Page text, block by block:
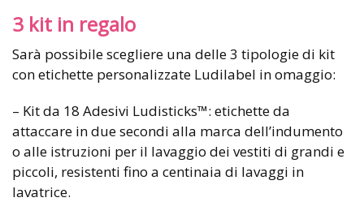
3 kit in regalo
Sarà possibile scegliere una delle 3 tipologie di kit
con etichette personalizzate Ludilabel in omaggio:
– Kit da 18 Adesivi Ludisticks™: etichette da
attaccare in due secondi alla marca dell’indumento
o alle istruzioni per il lavaggio dei vestiti di grandi e
piccoli, resistenti fino a centinaia di lavaggi in
lavatrice.